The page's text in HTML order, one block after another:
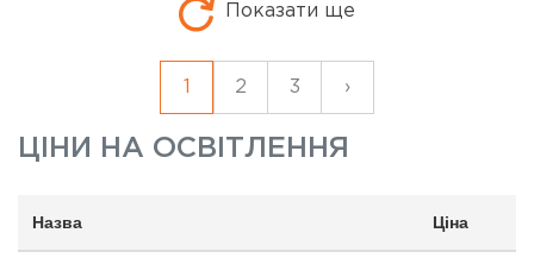
Показати ще
1 2 3 ›
ЦІНИ НА ОСВІТЛЕННЯ
Назва Ціна